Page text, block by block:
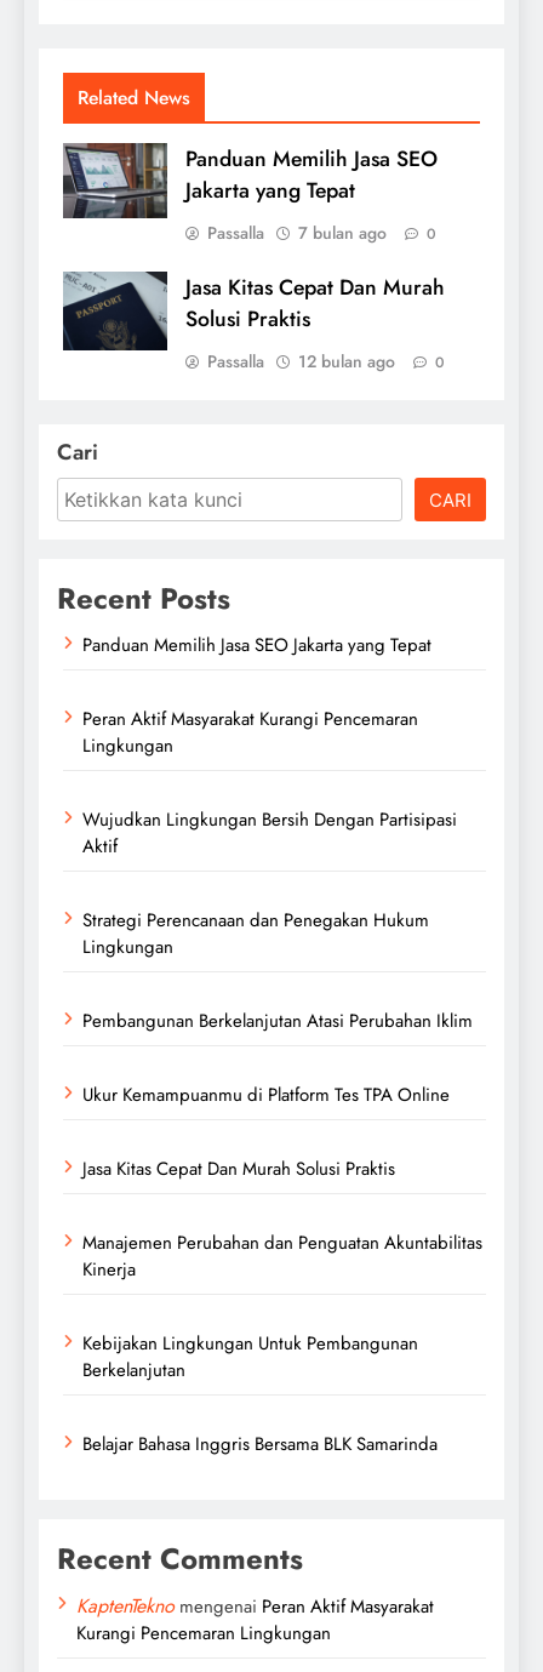
Related News
Panduan Memilih Jasa SEO
Jakarta yang Tepat
Passalla 7 bulan ago 0
Jasa Kitas Cepat Dan Murah
Solusi Praktis
Passalla 12 bulan ago 0
Cari
CARI
Recent Posts
Panduan Memilih Jasa SEO Jakarta yang Tepat
Peran Aktif Masyarakat Kurangi Pencemaran
Lingkungan
Wujudkan Lingkungan Bersih Dengan Partisipasi
Aktif
Strategi Perencanaan dan Penegakan Hukum
Lingkungan
Pembangunan Berkelanjutan Atasi Perubahan Iklim
Ukur Kemampuanmu di Platform Tes TPA Online
Jasa Kitas Cepat Dan Murah Solusi Praktis
Manajemen Perubahan dan Penguatan Akuntabilitas
Kinerja
Kebijakan Lingkungan Untuk Pembangunan
Berkelanjutan
Belajar Bahasa Inggris Bersama BLK Samarinda
Recent Comments
KaptenTeknomengenai Peran Aktif Masyarakat
Kurangi Pencemaran Lingkungan